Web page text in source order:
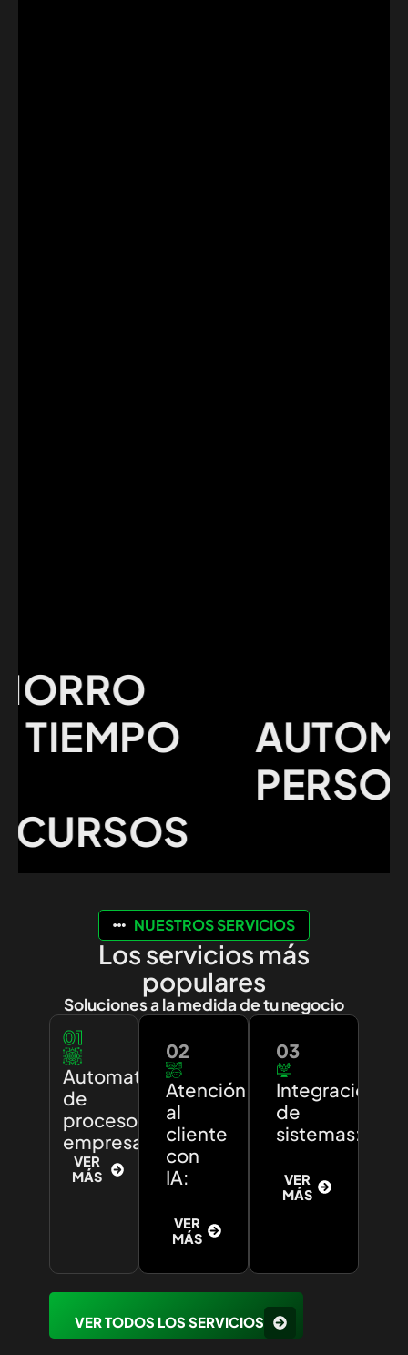
NUESTROS SERVICIOS
Los servicios más
populares
Soluciones a la medida de tu negocio
01
Automatización
de
procesos
empresariales:
VER
MÁS
02
Atención
al
cliente
con
IA:
VER
MÁS
03
Integración
de
sistemas:
VER
MÁS
VER TODOS LOS SERVICIOS